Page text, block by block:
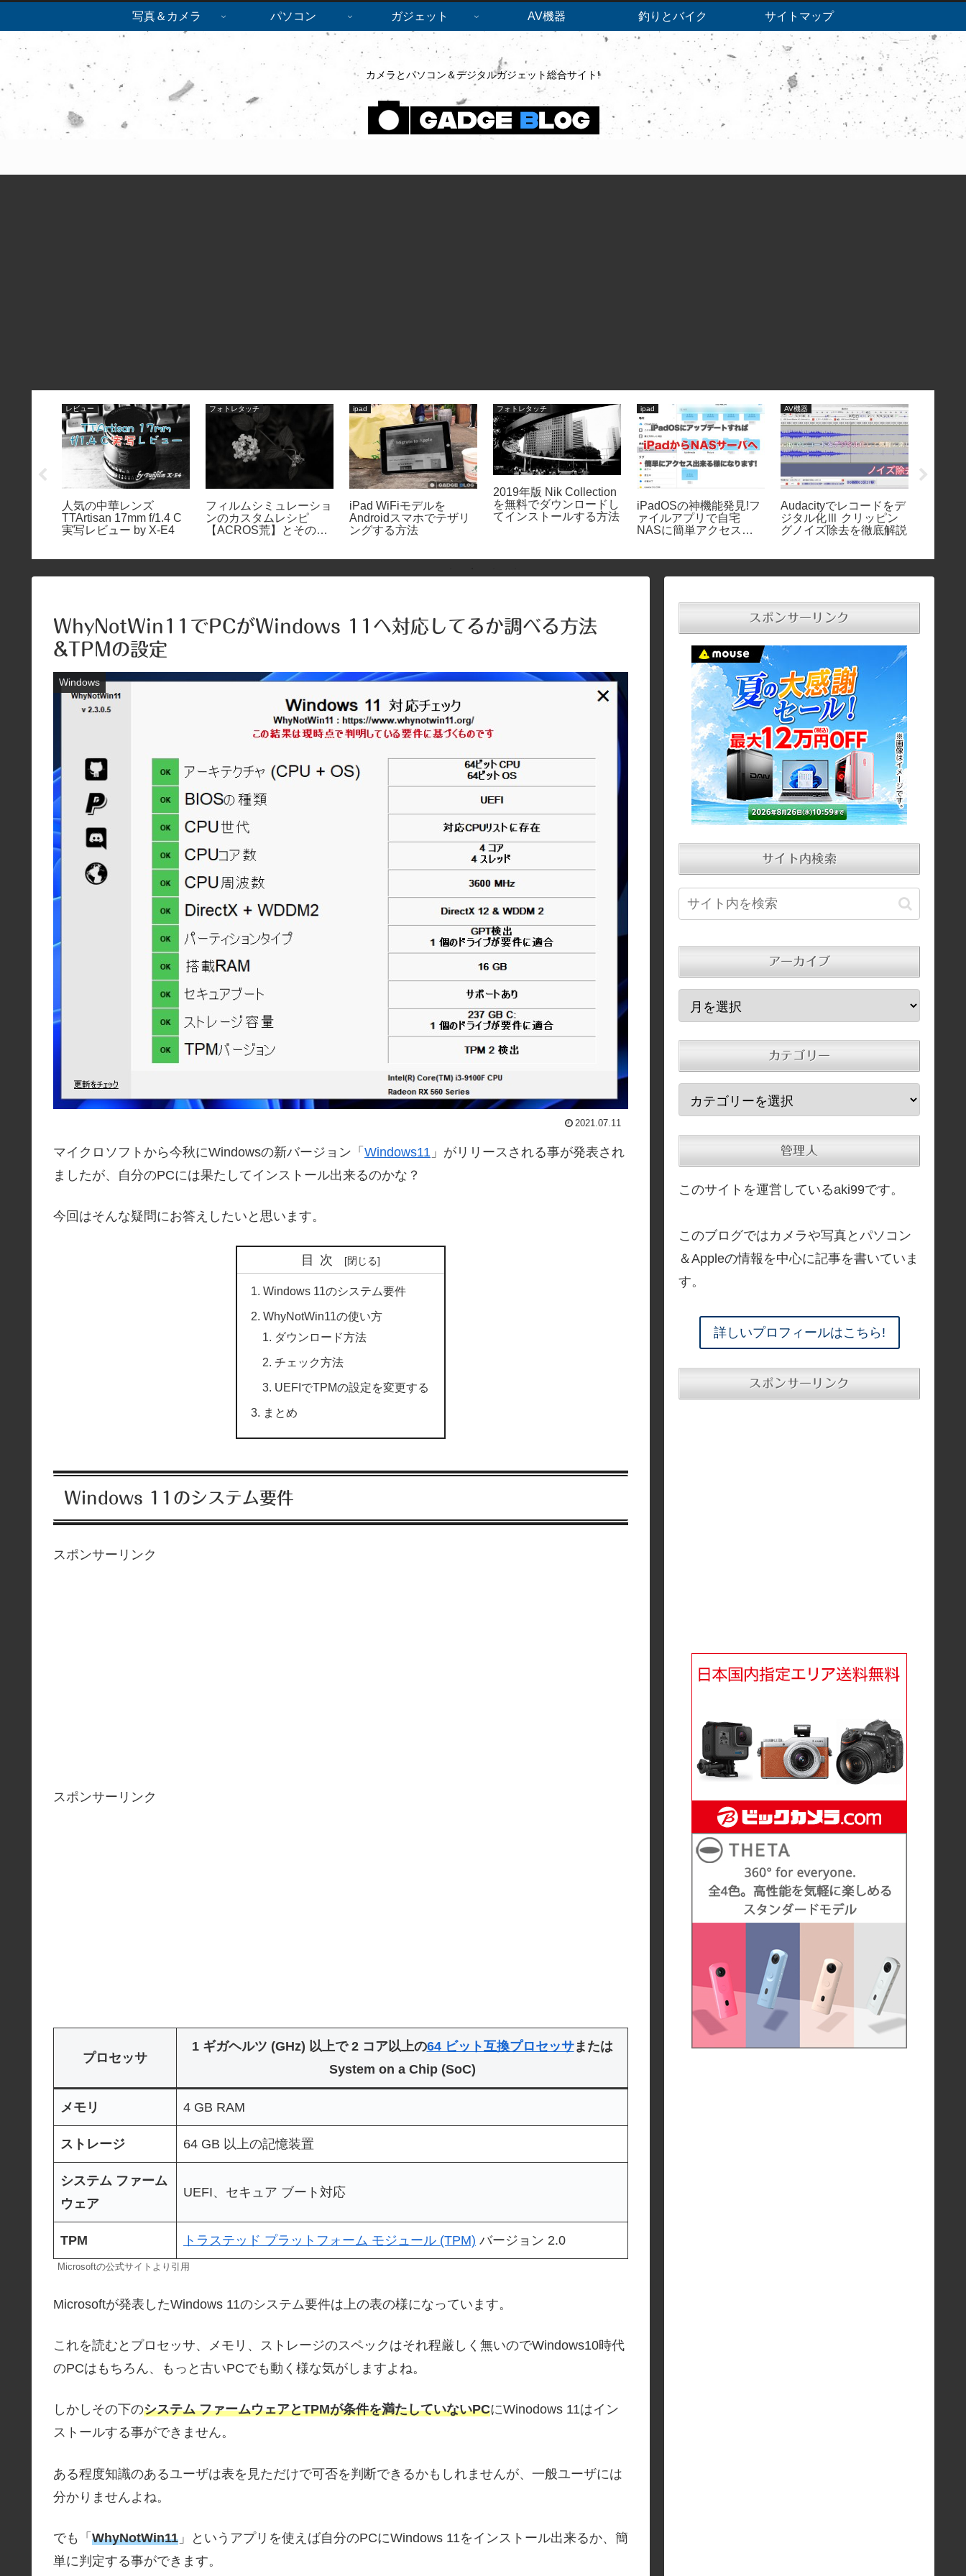
カメラとパソコン＆デジタルガジェット総合サイト!
写真＆カメラ パソコン ガジェット AV機器 釣りとバイク サイトマップ
レビュー
人気の中華レンズ
TTArtisan 17mm f/1.4 C
実写レビュー by X-E4
フォトレタッチ
フィルムシミュレーショ
ンのカスタムレシピ
【ACROS荒】とその作
ipad
iPad WiFiモデルを
Androidスマホでテザリ
ングする方法
フォトレタッチ
2019年版 Nik Collection
を無料でダウンロードし
てインストールする方法
ipad
iPadOSの神機能発見!フ
ァイルアプリで自宅
NASに簡単アクセスす
AV機器
Audacityでレコードをデ
ジタル化Ⅲ クリッピン
グノイズ除去を徹底解説
WhyNotWin11でPCがWindows 11へ対応してるか調べる方法
&TPMの設定
Windows
2021.07.11
マイクロソフトから今秋にWindowsの新バージョン「 Windows11 」がリリースされる事が発表され
ましたが、自分のPCには果たしてインストール出来るのかな？
今回はそんな疑問にお答えしたいと思います。
目次
Windows 11のシステム要件
WhyNotWin11の使い方
ダウンロード方法
チェック方法
UEFIでTPMの設定を変更する
まとめ
Windows 11のシステム要件
スポンサーリンク
スポンサーリンク
プロセッサ
1 ギガヘルツ (GHz) 以上で 2 コア以上の64 ビット互換プロセッサまたは
System on a Chip (SoC)
メモリ 4 GB RAM
ストレージ 64 GB 以上の記憶装置
システム ファーム
ウェア
UEFI、セキュア ブート対応
TPM トラステッド プラットフォーム モジュール (TPM) バージョン 2.0
Microsoftの公式サイトより引用
Microsoftが発表したWindows 11のシステム要件は上の表の様になっています。
これを読むとプロセッサ、メモリ、ストレージのスペックはそれ程厳しく無いのでWindows10時代
のPCはもちろん、もっと古いPCでも動く様な気がしますよね。
しかしその下のシステム ファームウェアとTPMが条件を満たしていないPCにWinodows 11はイン
ストールする事ができません。
ある程度知識のあるユーザは表を見ただけで可否を判断できるかもしれませんが、一般ユーザには
分かりませんよね。
でも「 WhyNotWin11 」というアプリを使えば自分のPCにWindows 11をインストール出来るか、簡
単に判定する事ができます。
スポンサーリンク
サイト内検索
アーカイブ
カテゴリー
管理人
このサイトを運営しているaki99です。
このブログではカメラや写真とパソコン
＆Appleの情報を中心に記事を書いていま
す。
詳しいプロフィールはこちら!
スポンサーリンク